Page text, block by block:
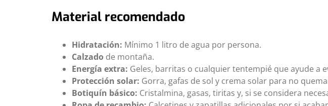
Material recomendado
Hidratación: Mínimo 1 litro de agua por persona.
Calzado de montaña.
Energía extra: Geles, barritas o cualquier tentempié que ayude a
Protección solar: Gorra, gafas de sol y crema solar para no
Botiquín básico: Cristalmina, gasas, tiritas y, si se considera